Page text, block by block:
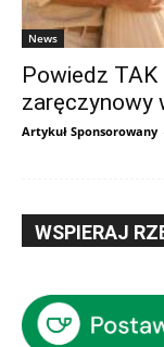
News
Powiedz TAK
zaręczynowy
Artykuł Sponsorowany
WSPIERAJ